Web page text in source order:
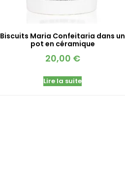
Biscuits Maria Confeitaria dans un
pot en céramique
20,00 €
Lire la suite